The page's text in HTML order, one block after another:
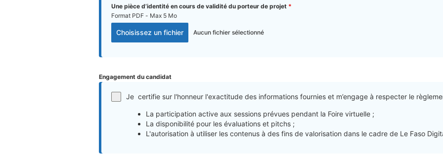
Une pièce d’identité en cours de validité du porteur de projet *
Format PDF - Max 5 Mo
Choisissez un fichier Aucun fichier sélectionné
Engagement du candidat
Je certifie sur l'honneur l'exactitude des informations fournies et m’engage à respecter le
La participation active aux sessions prévues pendant la Foire virtuelle ;
La disponibilité pour les évaluations et pitchs ;
L'autorisation à utiliser les contenus à des fins de valorisation dans le cadre de Le Faso